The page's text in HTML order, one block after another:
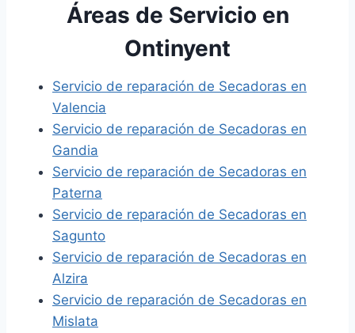
Áreas de Servicio en
Ontinyent
Servicio de reparación de Secadoras en
Valencia
Servicio de reparación de Secadoras en
Gandia
Servicio de reparación de Secadoras en
Paterna
Servicio de reparación de Secadoras en
Sagunto
Servicio de reparación de Secadoras en
Alzira
Servicio de reparación de Secadoras en
Mislata